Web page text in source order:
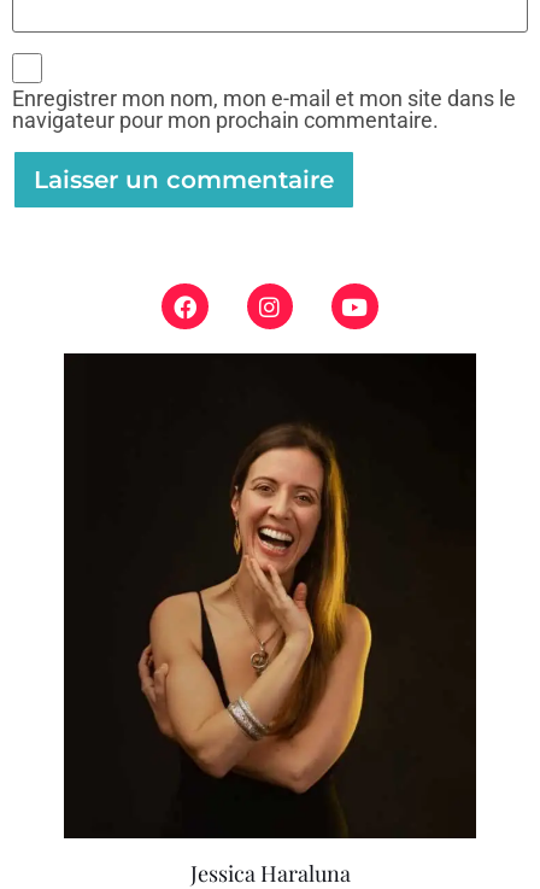
Enregistrer mon nom, mon e-mail et mon site dans le
navigateur pour mon prochain commentaire.
Jessica Haraluna